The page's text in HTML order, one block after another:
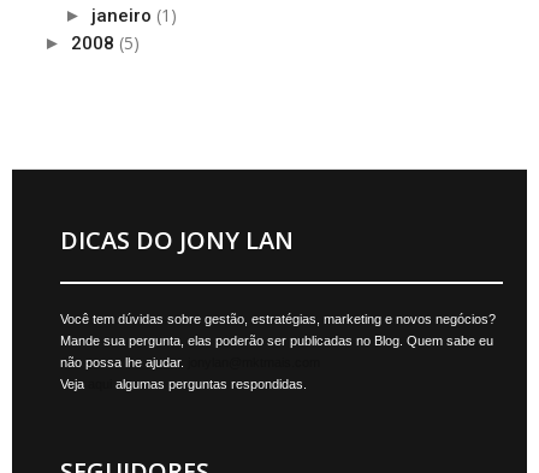
► janeiro (1)
► 2008 (5)
DICAS DO JONY LAN
Você tem dúvidas sobre gestão, estratégias, marketing e novos negócios?
Mande sua pergunta, elas poderão ser publicadas no Blog. Quem sabe eu
não possa lhe ajudar.
Veja
algumas perguntas respondidas.